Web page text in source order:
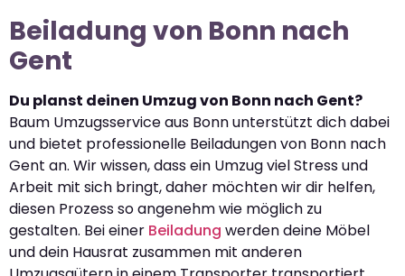
Beiladung von Bonn nach
Gent
Du planst deinen Umzug von Bonn nach Gent?
Baum Umzugsservice aus Bonn unterstützt dich dabei
und bietet professionelle Beiladungen von Bonn nach
Gent an. Wir wissen, dass ein Umzug viel Stress und
Arbeit mit sich bringt, daher möchten wir dir helfen,
diesen Prozess so angenehm wie möglich zu
gestalten. Bei einer Beiladung werden deine Möbel
und dein Hausrat zusammen mit anderen